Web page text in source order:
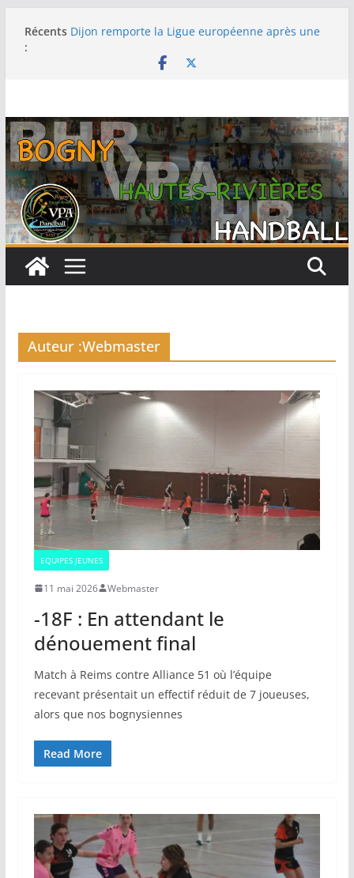
Récents
:
Dijon remporte la Ligue européenne après une
au terme d’une finale maîtrisée face au Füchse
Berlin
Metz remporte la Ligue des champions pour la
première fois après un exploit contre le tenant
du titre Györ
Filière féminine : les -18 championnes, les SF1
sur le podium, -15 et -13 quatrièmes
Auteur :Webmaster
EQUIPES JEUNES
11 mai 2026 Webmaster
-18F : En attendant le
dénouement final
Match à Reims contre Alliance 51 où l’équipe
recevant présentait un effectif réduit de 7 joueuses,
alors que nos bognysiennes
Read More